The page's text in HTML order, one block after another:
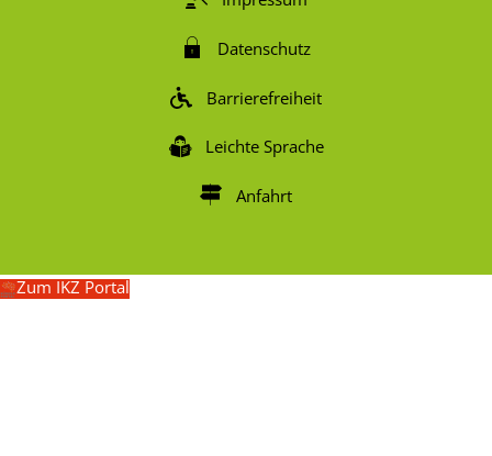
Datenschutz
Barrierefreiheit
Leichte Sprache
Anfahrt
Zum IKZ Portal